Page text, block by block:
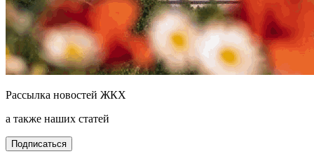
Рассылка новостей ЖКХ
а также наших статей
Подписаться